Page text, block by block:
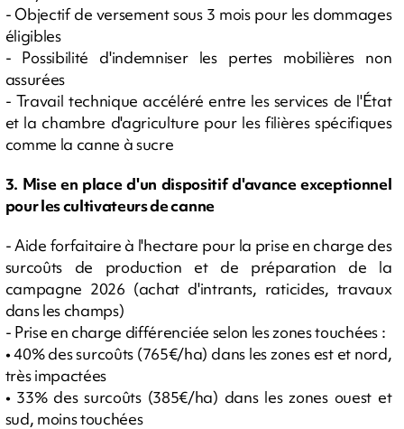
- Objectif de versement sous 3 mois pour les dommages
éligibles
- Possibilité d'indemniser les pertes mobilières non
assurées
- Travail technique accéléré entre les services de l'État
et la chambre d'agriculture pour les filières spécifiques
comme la canne à sucre
3. Mise en place d'un dispositif d'avance exceptionnel
pour les cultivateurs de canne
- Aide forfaitaire à l'hectare pour la prise en charge des
surcoûts de production et de préparation de la
campagne 2026 (achat d'intrants, raticides, travaux
dans les champs)
- Prise en charge différenciée selon les zones touchées :
• 40% des surcoûts (765€/ha) dans les zones est et nord,
très impactées
• 33% des surcoûts (385€/ha) dans les zones ouest et
sud, moins touchées